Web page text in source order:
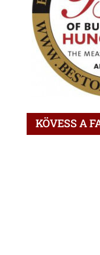
KÖVESS A